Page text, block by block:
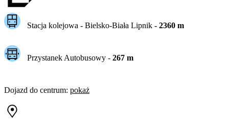
Stacja kolejowa - Bielsko-Biała Lipnik- 2360m
Przystanek Autobusowy - 267m
Dojazd do centrum: pokaż